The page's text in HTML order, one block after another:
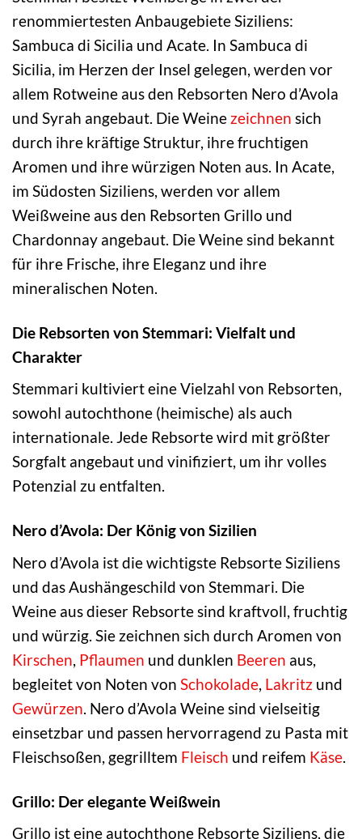
renommiertesten Anbaugebiete Siziliens:
Sambuca di Sicilia und Acate. In Sambuca di
Sicilia, im Herzen der Insel gelegen, werden vor
allem Rotweine aus den Rebsorten Nero d’Avola
und Syrah angebaut. Die Weine zeichnen sich
durch ihre kräftige Struktur, ihre fruchtigen
Aromen und ihre würzigen Noten aus. In Acate,
im Südosten Siziliens, werden vor allem
Weißweine aus den Rebsorten Grillo und
Chardonnay angebaut. Die Weine sind bekannt
für ihre Frische, ihre Eleganz und ihre
mineralischen Noten.
Die Rebsorten von Stemmari: Vielfalt und
Charakter
Stemmari kultiviert eine Vielzahl von Rebsorten,
sowohl autochthone (heimische) als auch
internationale. Jede Rebsorte wird mit größter
Sorgfalt angebaut und vinifiziert, um ihr volles
Potenzial zu entfalten.
Nero d’Avola: Der König von Sizilien
Nero d’Avola ist die wichtigste Rebsorte Siziliens
und das Aushängeschild von Stemmari. Die
Weine aus dieser Rebsorte sind kraftvoll, fruchtig
und würzig. Sie zeichnen sich durch Aromen von
Kirschen, Pflaumen und dunklen Beeren aus,
begleitet von Noten von Schokolade, Lakritz und
Gewürzen. Nero d’Avola Weine sind vielseitig
einsetzbar und passen hervorragend zu Pasta mit
Fleischsoßen, gegrilltem Fleisch und reifem Käse.
Grillo: Der elegante Weißwein
Grillo ist eine autochthone Rebsorte Siziliens, die